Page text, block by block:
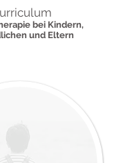
rapie bei Kindern,
und Eltern